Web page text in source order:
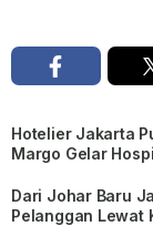
Hotelier Jakarta
Margo Gelar
Dari Johar Baru
Pelanggan Lewat